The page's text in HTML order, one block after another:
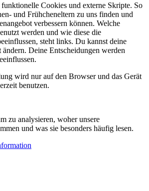
Cookies und externe Skripte. So
und Frühcheneltern zu uns finden und
verbessern können. Welche
werden und wie diese die
steht links. Du kannst deine
Deine Entscheidungen werden
wird nur auf den Browser und das Gerät
benutzen.
zu analysieren, woher unsere
und was sie besonders häufig lesen.